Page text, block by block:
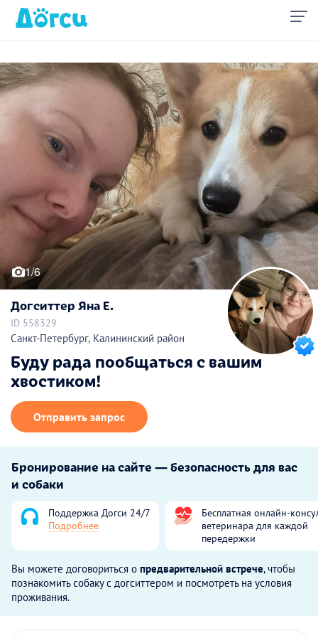
1/6
Догситтер Яна Е.
ID 558329
Санкт-Петербург, Калининский район
Буду рада пообщаться с вашим
хвостиком!
Отправить запрос
Бронирование на сайте — безопасность для вас
и собаки
Поддержка Догси 24/7
Подробнее
Бесплатная онлайн-
ветеринара для каждой
передержки
Вы можете договориться о предварительной встрече, чтобы
познакомить собаку с догситтером и посмотреть на условия
проживания.